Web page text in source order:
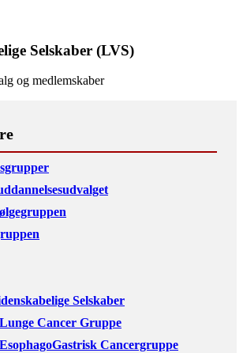
Selskaber (LVS)
og medlemskaber
Selskaber
Cancer Gruppe
Cancergruppe